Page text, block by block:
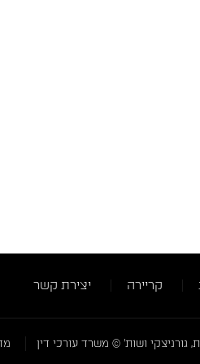
קריירה יצירת קשר
גורניצקי ושות' © משרד עורכי דין